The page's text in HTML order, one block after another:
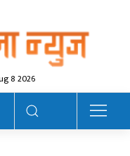
8 2026